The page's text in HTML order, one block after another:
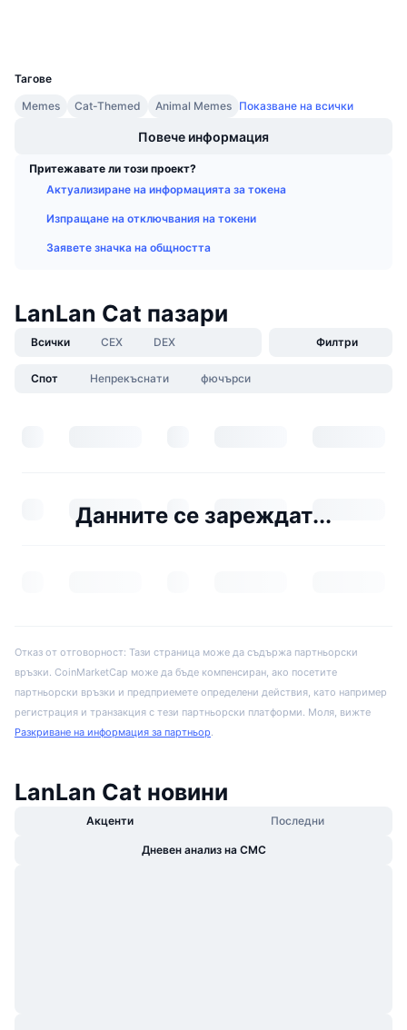
Календари
ICO календар
Календар на събитията
Тагове
Memes
Cat-Themed Animal Memes Показване на всички
Повече информация
Притежавате ли този проект?
Актуализиране на информацията за токена
Изпращане на отключвания на токени
Заявете значка на общността
LanLan Cat пазари
Всички CEX DEX
Спот Непрекъснати фючърси
Филтри
Данните се зареждат...
Отказ от отговорност: Тази страница може да съдържа партньорски
връзки. CoinMarketCap може да бъде компенсиран, ако посетите
партньорски връзки и предприемете определени действия, като например
регистрация и транзакция с тези партньорски платформи. Моля, вижте
Разкриване на информация за партньор.
LanLan Cat новини
Акценти Последни
Дневен анализ на CMC